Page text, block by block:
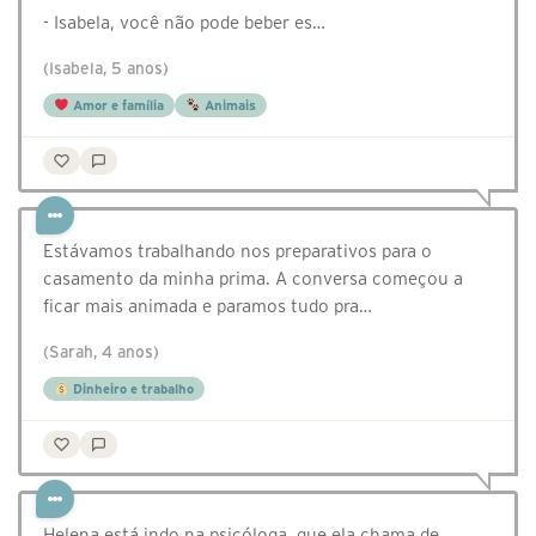
- Isabela, você não pode beber es…
(Isabela, 5 anos)
Amor e família Animais
Estávamos trabalhando nos preparativos para o
casamento da minha prima. A conversa começou a
ficar mais animada e paramos tudo pra…
(Sarah, 4 anos)
Dinheiro e trabalho